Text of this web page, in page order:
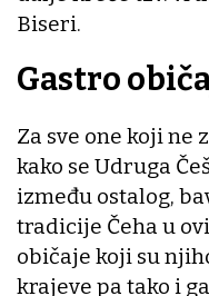
Biseri.
Gastro
Za sve one koji
kako se Udruga
između ostalog,
tradicije Čeha u
običaje koji su
krajeve pa tako i